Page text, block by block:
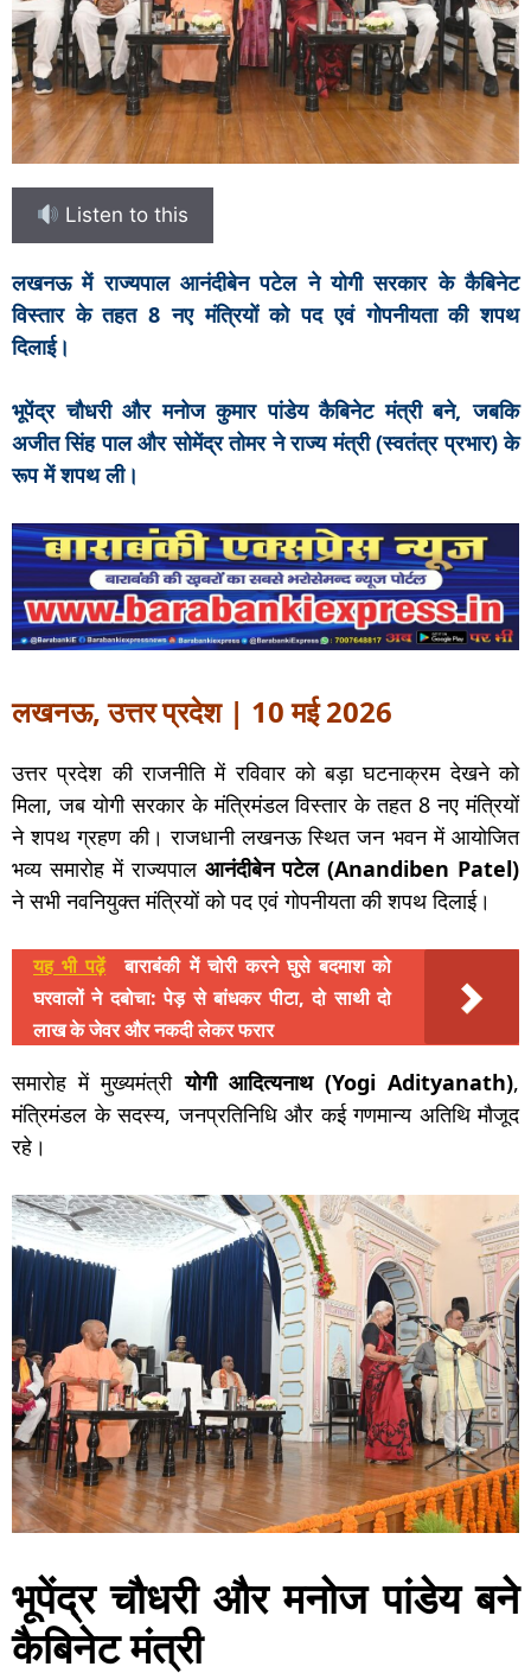
Listen to this
लखनऊ में राज्यपाल आनंदीबेन पटेल ने योगी सरकार के कैबिनेट
विस्तार के तहत 8 नए मंत्रियों को पद एवं गोपनीयता की शपथ
दिलाई।
भूपेंद्र चौधरी और मनोज कुमार पांडेय कैबिनेट मंत्री बने, जबकि
अजीत सिंह पाल और सोमेंद्र तोमर ने राज्य मंत्री (स्वतंत्र प्रभार) के
रूप में शपथ ली।
लखनऊ, उत्तर प्रदेश | 10 मई 2026
उत्तर प्रदेश की राजनीति में रविवार को बड़ा घटनाक्रम देखने को
मिला, जब योगी सरकार के मंत्रिमंडल विस्तार के तहत 8 नए मंत्रियों
ने शपथ ग्रहण की। राजधानी लखनऊ स्थित जन भवन में आयोजित
भव्य समारोह में राज्यपाल आनंदीबेन पटेल (Anandiben Patel)
ने सभी नवनियुक्त मंत्रियों को पद एवं गोपनीयता की शपथ दिलाई।
यह भी पढ़ें
बाराबंकी में चोरी करने घुसे बदमाश को
घरवालों ने दबोचा: पेड़ से बांधकर पीटा, दो साथी दो
लाख के जेवर और नकदी लेकर फरार
समारोह में मुख्यमंत्रीयोगी आदित्यनाथ (Yogi Adityanath),
मंत्रिमंडल के सदस्य, जनप्रतिनिधि और कई गणमान्य अतिथि मौजूद
रहे।
भूपेंद्र चौधरी और मनोज पांडेय बने
कैबिनेट मंत्री